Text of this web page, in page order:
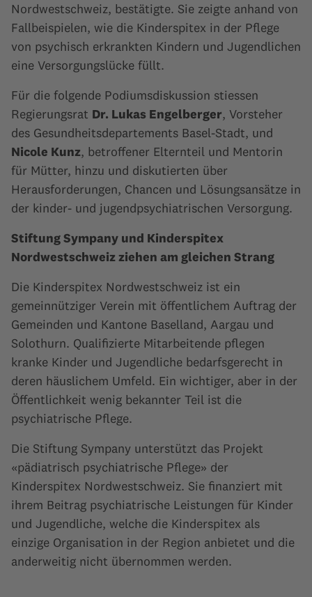
Nordwestschweiz, bestätigte. Sie zeigte anhand von
Fallbeispielen, wie die Kinderspitex in der Pflege
von psychisch erkrankten Kindern und Jugendlichen
eine Versorgungslücke füllt.
Für die folgende Podiumsdiskussion stiessen
Regierungsrat Dr. Lukas Engelberger, Vorsteher
des Gesundheitsdepartements Basel-Stadt, und
Nicole Kunz, betroffener Elternteil und Mentorin
für Mütter, hinzu und diskutierten über
Herausforderungen, Chancen und Lösungsansätze in
der kinder- und jugendpsychiatrischen Versorgung.
Stiftung Sympany und Kinderspitex
Nordwestschweiz ziehen am gleichen Strang
Die Kinderspitex Nordwestschweiz ist ein
gemeinnütziger Verein mit öffentlichem Auftrag der
Gemeinden und Kantone Baselland, Aargau und
Solothurn. Qualifizierte Mitarbeitende pflegen
kranke Kinder und Jugendliche bedarfsgerecht in
deren häuslichem Umfeld. Ein wichtiger, aber in der
Öffentlichkeit wenig bekannter Teil ist die
psychiatrische Pflege.
Die Stiftung Sympany unterstützt das Projekt
«pädiatrisch psychiatrische Pflege» der
Kinderspitex Nordwestschweiz. Sie finanziert mit
ihrem Beitrag psychiatrische Leistungen für Kinder
und Jugendliche, welche die Kinderspitex als
einzige Organisation in der Region anbietet und die
anderweitig nicht übernommen werden.